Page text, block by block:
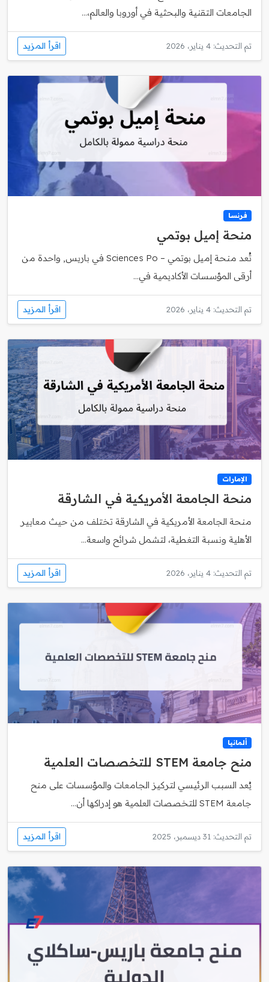
الجامعات التقنية والبحثية في أوروبا والعالم،...
تم التحديث: 4 يناير، 2026 اقرأ المزيد
فرنسا
منحة إميل بوتمي
تُعد منحة إميل بوتمي – Sciences Po في باريس, واحدة من
أرقى المؤسسات الأكاديمية في...
تم التحديث: 4 يناير، 2026 اقرأ المزيد
الإمارات
منحة الجامعة الأمريكية في الشارقة
منحة الجامعة الأمريكية في الشارقة تختلف من حيث معايير
الأهلية ونسبة التغطية، لتشمل شرائح واسعة...
تم التحديث: 4 يناير، 2026 اقرأ المزيد
ألمانيا
منح جامعة STEM للتخصصات العلمية
يُعد السبب الرئيسي لتركيز الجامعات والمؤسسات على منح
جامعة STEM للتخصصات العلمية هو إدراكها أن...
تم التحديث: 31 ديسمبر، 2025 اقرأ المزيد